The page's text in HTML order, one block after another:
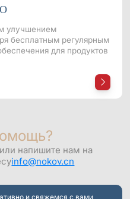
улучшением
бесплатным регулярным
для продуктов
напишите нам на
info@nokov.cn
и свяжемся с вами